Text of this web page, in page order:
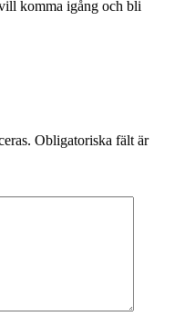
komma igång och bli
Obligatoriska fält är